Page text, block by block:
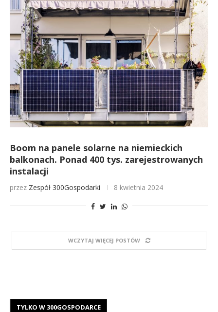
Boom na panele solarne na niemieckich
balkonach. Ponad 400 tys. zarejestrowanych
instalacji
przez Zespół 300Gospodarki 8 kwietnia 2024
WCZYTAJ WIĘCEJ POSTÓW
TYLKO W 300GOSPODARCE